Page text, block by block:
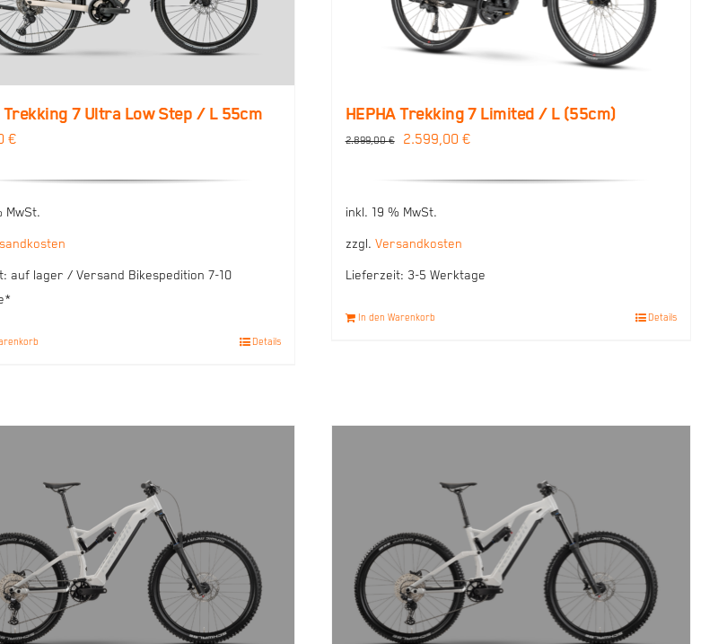
Trekking 7 Ultra Low Step / L 55cm
€
MwSt.
auf lager / Versand Bikespedition 7-10
Details
HEPHA Trekking 7 Limited / L (55cm)
2.899,00€
Ursprünglicher
2.899,00 €
2.599,00 €Aktueller
inkl. 19 % MwSt.
zzgl. Versandkosten
Lieferzeit: 3-5 Werktage
In den Warenkorb Details